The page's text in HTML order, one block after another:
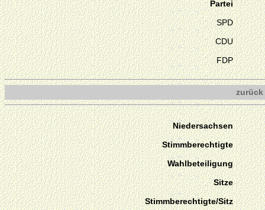
Partei
SPD
CDU
FDP
zurück
Niedersachsen
Stimmberechtigte
Wahlbeteiligung
Sitze
Stimmberechtigte/Sitz